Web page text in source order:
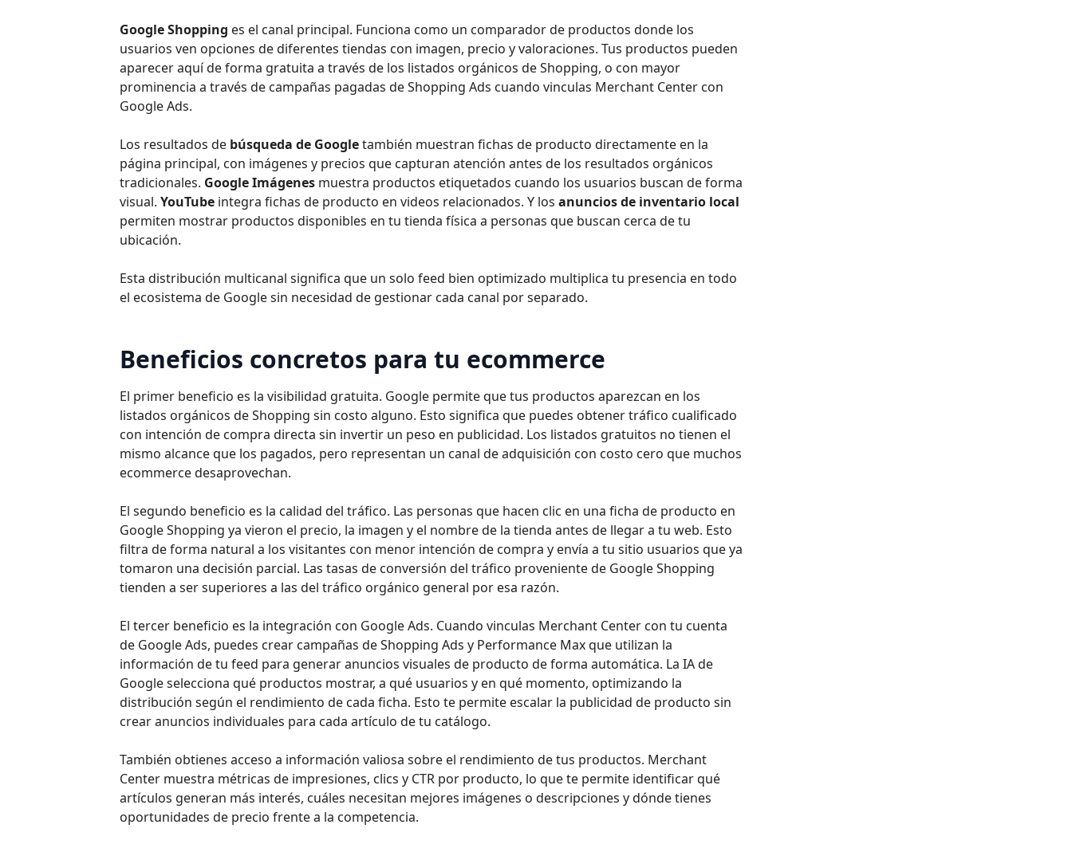
Google Shopping es el canal principal. Funciona como un comparador de productos donde los
usuarios ven opciones de diferentes tiendas con imagen, precio y valoraciones. Tus productos pueden
aparecer aquí de forma gratuita a través de los listados orgánicos de Shopping, o con mayor
prominencia a través de campañas pagadas de Shopping Ads cuando vinculas Merchant Center con
Google Ads.
Los resultados de búsqueda de Googletambién muestran fichas de producto directamente en la
página principal, con imágenes y precios que capturan atención antes de los resultados orgánicos
tradicionales. Google Imágenes muestra productos etiquetados cuando los usuarios buscan de forma
visual.YouTube integra fichas de producto en videos relacionados. Y losanuncios de inventario local
permiten mostrar productos disponibles en tu tienda física a personas que buscan cerca de tu
ubicación.
Esta distribución multicanal significa que un solo feed bien optimizado multiplica tu presencia en todo
el ecosistema de Google sin necesidad de gestionar cada canal por separado.
Beneficios concretos para tu ecommerce
El primer beneficio es la visibilidad gratuita. Google permite que tus productos aparezcan en los
listados orgánicos de Shopping sin costo alguno. Esto significa que puedes obtener tráfico cualificado
con intención de compra directa sin invertir un peso en publicidad. Los listados gratuitos no tienen el
mismo alcance que los pagados, pero representan un canal de adquisición con costo cero que muchos
ecommerce desaprovechan.
El segundo beneficio es la calidad del tráfico. Las personas que hacen clic en una ficha de producto en
Google Shopping ya vieron el precio, la imagen y el nombre de la tienda antes de llegar a tu web. Esto
filtra de forma natural a los visitantes con menor intención de compra y envía a tu sitio usuarios que ya
tomaron una decisión parcial. Las tasas de conversión del tráfico proveniente de Google Shopping
tienden a ser superiores a las del tráfico orgánico general por esa razón.
El tercer beneficio es la integración con Google Ads. Cuando vinculas Merchant Center con tu cuenta
de Google Ads, puedes crear campañas de Shopping Ads y Performance Max que utilizan la
información de tu feed para generar anuncios visuales de producto de forma automática. La IA de
Google selecciona qué productos mostrar, a qué usuarios y en qué momento, optimizando la
distribución según el rendimiento de cada ficha. Esto te permite escalar la publicidad de producto sin
crear anuncios individuales para cada artículo de tu catálogo.
También obtienes acceso a información valiosa sobre el rendimiento de tus productos. Merchant
Center muestra métricas de impresiones, clics y CTR por producto, lo que te permite identificar qué
artículos generan más interés, cuáles necesitan mejores imágenes o descripciones y dónde tienes
oportunidades de precio frente a la competencia.